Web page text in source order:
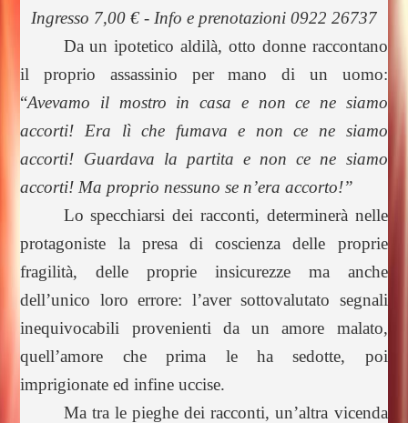
Ingresso 7,00 € - Info e prenotazioni 0922 26737
Da un ipotetico aldilà, otto donne raccontano
il proprio assassinio per mano di un uomo:
“Avevamo il mostro in casa e non ce ne siamo
accorti! Era lì che fumava e non ce ne siamo
accorti! Guardava la partita e non ce ne siamo
accorti! Ma proprio nessuno se n’era accorto!”
Lo specchiarsi dei racconti, determinerà nelle
protagoniste la presa di coscienza delle proprie
fragilità, delle proprie insicurezze ma anche
dell’unico loro errore: l’aver sottovalutato segnali
inequivocabili provenienti da un amore malato,
quell’amore che prima le ha sedotte, poi
imprigionate ed infine uccise.
Ma tra le pieghe dei racconti, un’altra vicenda